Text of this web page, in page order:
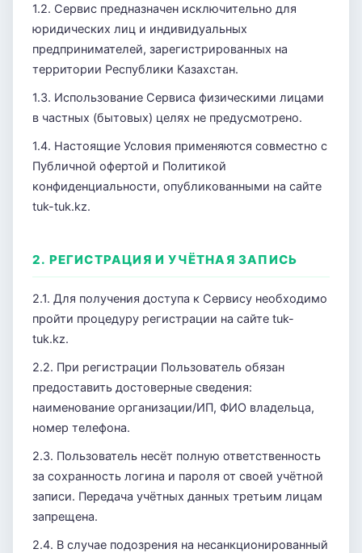
1.2. Сервис предназначен исключительно для
юридических лиц и индивидуальных
предпринимателей, зарегистрированных на
территории Республики Казахстан.
1.3. Использование Сервиса физическими лицами
в частных (бытовых) целях не предусмотрено.
1.4. Настоящие Условия применяются совместно с
Публичной офертой и Политикой
конфиденциальности, опубликованными на сайте
tuk-tuk.kz.
2. РЕГИСТРАЦИЯ И УЧЁТНАЯ ЗАПИСЬ
2.1. Для получения доступа к Сервису необходимо
пройти процедуру регистрации на сайте tuk-
tuk.kz.
2.2. При регистрации Пользователь обязан
предоставить достоверные сведения:
наименование организации/ИП, ФИО владельца,
номер телефона.
2.3. Пользователь несёт полную ответственность
за сохранность логина и пароля от своей учётной
записи. Передача учётных данных третьим лицам
запрещена.
2.4. В случае подозрения на несанкционированный